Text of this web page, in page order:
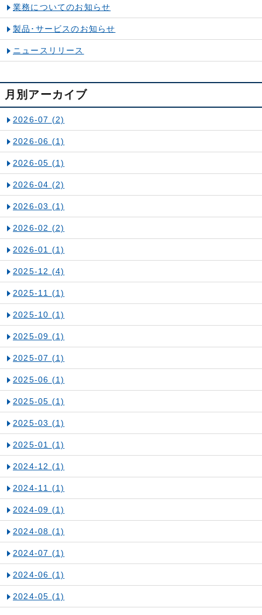
業務についてのお知らせ
製品･サービスのお知らせ
ニュースリリース
月別アーカイブ
2026-07 (2)
2026-06 (1)
2026-05 (1)
2026-04 (2)
2026-03 (1)
2026-02 (2)
2026-01 (1)
2025-12 (4)
2025-11 (1)
2025-10 (1)
2025-09 (1)
2025-07 (1)
2025-06 (1)
2025-05 (1)
2025-03 (1)
2025-01 (1)
2024-12 (1)
2024-11 (1)
2024-09 (1)
2024-08 (1)
2024-07 (1)
2024-06 (1)
2024-05 (1)